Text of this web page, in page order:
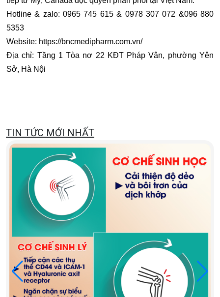
Hotline & zalo: 0965 745 615 & 0978 307 072 &096 880
5353
Website: https://bncmedipharm.com.vn/
Địa chỉ: Tầng 1 Tòa nơ 22 KĐT Pháp Vân, phường Yên
Sở, Hà Nội
TIN TỨC MỚI NHẤT
3 chiến lược kiểm soát huyết áp hiệu quả:
và hỗ trợ từ tự nhiên
Xem tiếp...